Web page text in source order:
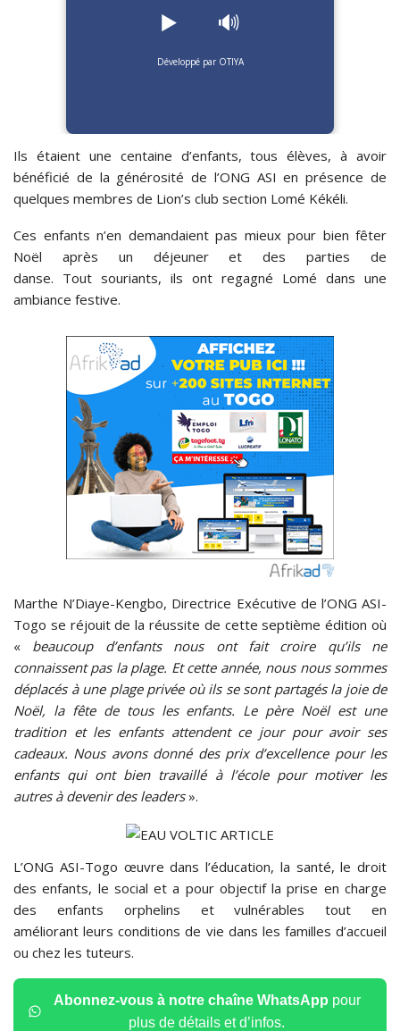
▶️ 🔊
Développé par OTIYA
Ils étaient une centaine d’enfants, tous élèves, à avoir
bénéficié de la générosité de l’ONG ASI en présence de
quelques membres de Lion’s club section Lomé Kékéli.
Ces enfants n’en demandaient pas mieux pour bien fêter
Noël après un déjeuner et des parties de
danse. Tout souriants, ils ont regagné Lomé dans une
ambiance festive.
Marthe N’Diaye-Kengbo, Directrice Exécutive de l’ONG ASI-
Togo se réjouit de la réussite de cette septième édition où
« beaucoup d’enfants nous ont fait croire qu’ils ne
connaissent pas la plage. Et cette année, nous nous sommes
déplacés à une plage privée où ils se sont partagés la joie de
Noël, la fête de tous les enfants. Le père Noël est une
tradition et les enfants attendent ce jour pour avoir ses
cadeaux. Nous avons donné des prix d’excellence pour les
enfants qui ont bien travaillé à l’école pour motiver les
autres à devenir des leaders».
L’ONG ASI-Togo œuvre dans l’éducation, la santé, le droit
des enfants, le social et a pour objectif la prise en charge
des enfants orphelins et vulnérables tout en
améliorant leurs conditions de vie dans les familles d’accueil
ou chez les tuteurs.
Abonnez-vous à notre chaîne WhatsApp pour
plus de détails et d’infos.